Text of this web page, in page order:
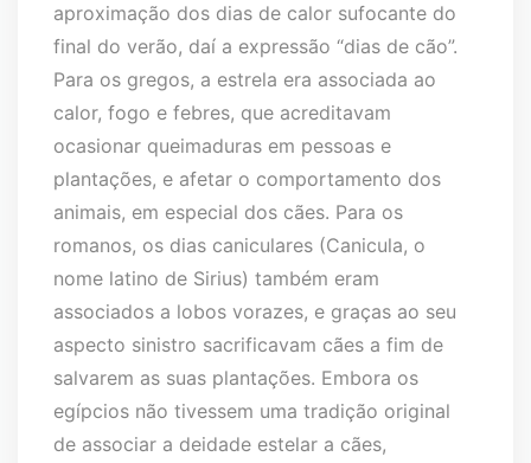
aproximação dos dias de calor sufocante do
final do verão, daí a expressão “dias de cão”.
Para os gregos, a estrela era associada ao
calor, fogo e febres, que acreditavam
ocasionar queimaduras em pessoas e
plantações, e afetar o comportamento dos
animais, em especial dos cães. Para os
romanos, os dias caniculares (Canicula, o
nome latino de Sirius) também eram
associados a lobos vorazes, e graças ao seu
aspecto sinistro sacrificavam cães a fim de
salvarem as suas plantações. Embora os
egípcios não tivessem uma tradição original
de associar a deidade estelar a cães,